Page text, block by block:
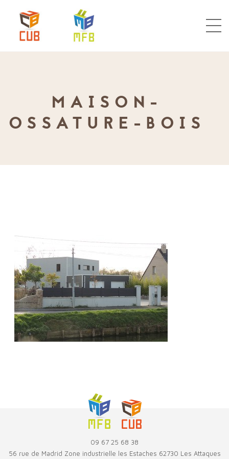
MAISON-
OSSATURE-BOIS
09 67 25 68 38
56 rue de Madrid Zone industrielle les Estaches 62730 Les Attaques